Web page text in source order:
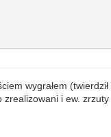
wygrałem
i ew.